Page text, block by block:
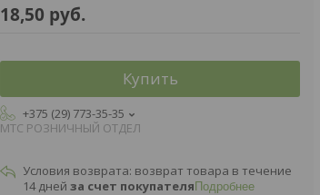
18,50 руб.
Купить
+375 (29) 773-35-35
МТС РОЗНИЧНЫЙ ОТДЕЛ
возврат товара в течение
14 дней за счет покупателя Подробнее